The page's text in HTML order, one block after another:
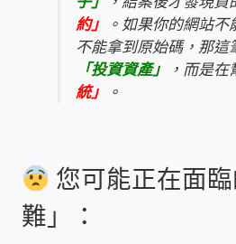
電話總機安裝維修-實績
聯絡我們
聯盟合作包商
約」
。如果你的網站不
不能拿到原始碼，那這
「投資資產」
，而是在
統」
。
您可能正在面
難」：